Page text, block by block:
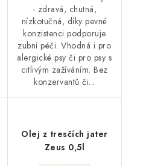
- zdravá, chutná,
nízkotučná, díky pevné
konzistenci podporuje
zubní péči. Vhodná i pro
alergické psy či pro psy s
citlivým zažíváním. Bez
konzervantů či...
Olej z tresčích jater
Zeus 0,5l